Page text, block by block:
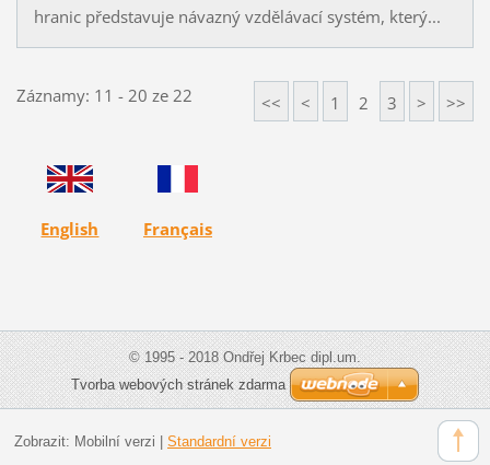
hranic představuje návazný vzdělávací systém, který...
Záznamy: 11 - 20 ze 22 << < 1 2 3 > >>
English Français
© 1995 - 2018 Ondřej Krbec dipl.um.
Tvorba webových stránek zdarma
Zobrazit: Mobilní verzi Standardní verzi